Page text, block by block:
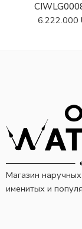
6.222.000
Магазин
именитых и